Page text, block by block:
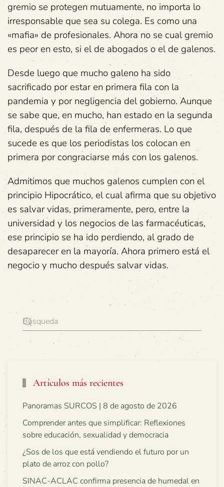
gremio se protegen mutuamente, no importa lo
irresponsable que sea su colega. Es como una
«mafia» de profesionales. Ahora no se cual gremio
es peor en esto, si el de abogados o el de galenos.
Desde luego que mucho galeno ha sido
sacrificado por estar en primera fila con la
pandemia y por negligencia del gobierno. Aunque
se sabe que, en mucho, han estado en la segunda
fila, después de la fila de enfermeras. Lo que
sucede es que los periodistas los colocan en
primera por congraciarse más con los galenos.
Admitimos que muchos galenos cumplen con el
principio Hipocrático, el cual afirma que su objetivo
es salvar vidas, primeramente, pero, entre la
universidad y los negocios de las farmacéuticas,
ese principio se ha ido perdiendo, al grado de
desaparecer en la mayoría. Ahora primero está el
negocio y mucho después salvar vidas.
Artículos más recientes
Panoramas SURCOS | 8 de agosto de 2026
Comprender antes que simplificar: Reflexiones
sobre educación, sexualidad y democracia
¿Sos de los que está vendiendo el futuro por un
plato de arroz con pollo?
SINAC-ACLAC confirma presencia de humedal en